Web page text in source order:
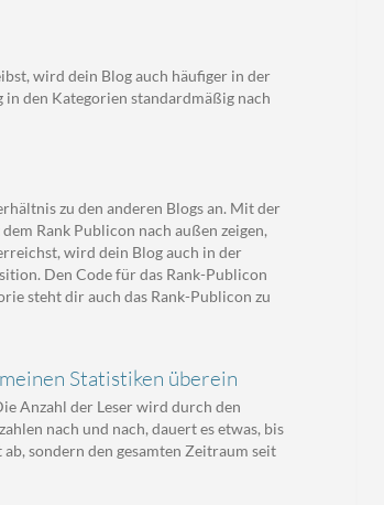
wird dein Blog auch häufiger in der
in den Kategorien standardmäßig nach
zu den anderen Blogs an. Mit der
Rank Publicon nach außen zeigen,
wird dein Blog auch in der
Den Code für das Rank-Publicon
steht dir auch das Rank-Publicon zu
Statistiken überein
Anzahl der Leser wird durch den
nach und nach, dauert es etwas, bis
sondern den gesamten Zeitraum seit